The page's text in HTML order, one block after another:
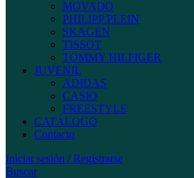
MOVADO
PHILIPP PLEIN
SKAGEN
TISSOT
TOMMY HILFIGER
JUVENIL
ADIDAS
CASIO
FREESTYLE
CATÁLOGO
Contacto
Iniciar sesión / Registrarse
Buscar